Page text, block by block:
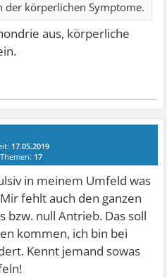
der körperlichen Symptome.
aus, körperliche
17.05.2019
Themen: 17
in meinem Umfeld was
fehlt auch den ganzen
bzw. null Antrieb. Das soll
kommen, ich bin bei
Kennt jemand sowas